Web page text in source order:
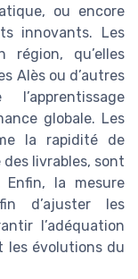
ou encore
innovants. Les
qu’elles
Alès ou d’autres
globale. Les
la rapidité de
livrables, sont
la mesure
d’ajuster les
l’adéquation
les évolutions du